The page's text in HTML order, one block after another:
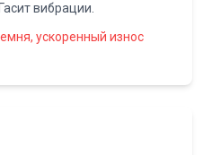
вибрации.
ускоренный износ